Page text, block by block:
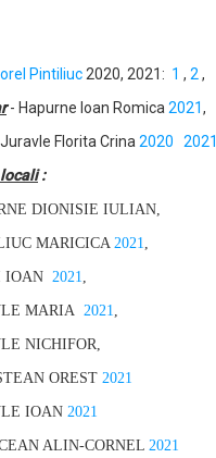
Pintiliuc 2020, 2021: 1 , 2 ,
- Hapurne Ioan Romica 2021,
Florita Crina 2020 2021
:
DIONISIE IULIAN,
MARICICA 2021,
IOAN 2021,
MARIA 2021,
NICHIFOR,
OREST 2021
IOAN 2021
ALIN-CORNEL 2021